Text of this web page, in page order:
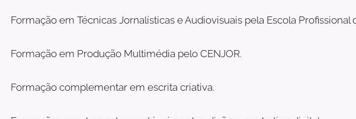
Formação em Técnicas Jornalísticas e Audiovisuais pela Escola
Formação em Produção Multimédia pelo CENJOR.
Formação complementar em escrita criativa.